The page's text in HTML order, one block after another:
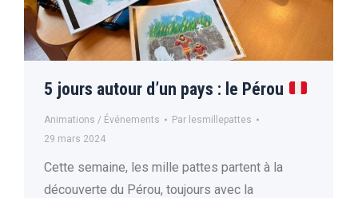
5 jours autour d’un pays : le Pérou
Animations / Événements Par lesmillepattes
29 mars 2024
Cette semaine, les mille pattes partent à la
découverte du Pérou, toujours avec la